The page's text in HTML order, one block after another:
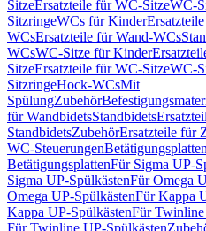
SitzeErsatzteile für WC-SitzeWC-
SitzringeWCs für Kinder
WCsErsatzteile für Wand-WCs
WCsWC-Sitze für Kinder
SitzeErsatzteile für WC-SitzeWC-
SitzringeHock-WCsMit
SpülungZubehör
für WandbidetsStandbidets
StandbidetsZubehörErsatzteile für
WC-SteuerungenBetätigungsplatten
BetätigungsplattenFür Sigma UP-
Sigma UP-SpülkästenFür Omega
Omega UP-SpülkästenFür Kappa
Kappa UP-SpülkästenFür Twinline
Für Twinline UP-Spülkästen